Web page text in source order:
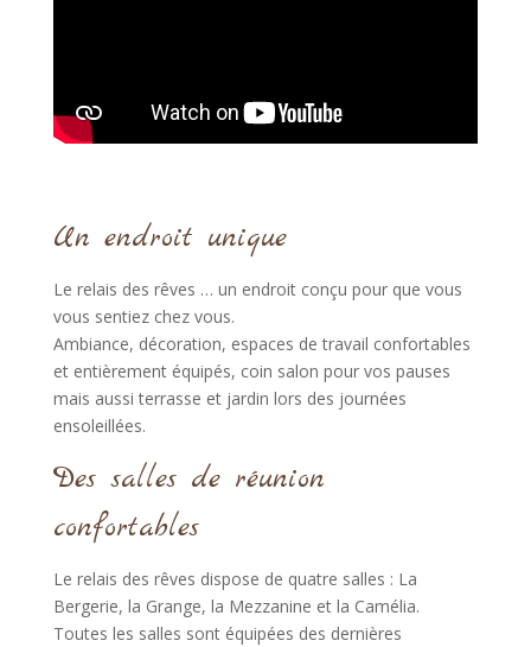
Un endroit unique
Le relais des rêves … un endroit conçu pour que vous
vous sentiez chez vous.
Ambiance, décoration, espaces de travail confortables
et entièrement équipés, coin salon pour vos pauses
mais aussi terrasse et jardin lors des journées
ensoleillées.
Des salles de réunion
confortables
Le relais des rêves dispose de quatre salles : La
Bergerie, la Grange, la Mezzanine et la Camélia.
Toutes les salles sont équipées des dernières